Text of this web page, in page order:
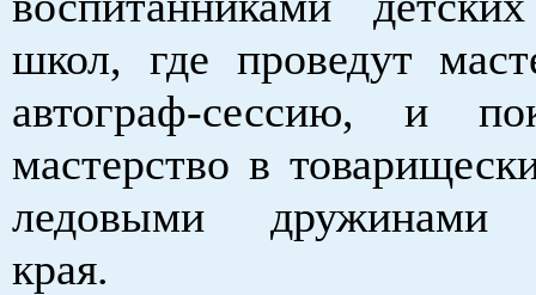
школ, где проведут
автограф-сессию, и
мастерство в
ледовыми дружинами
края.